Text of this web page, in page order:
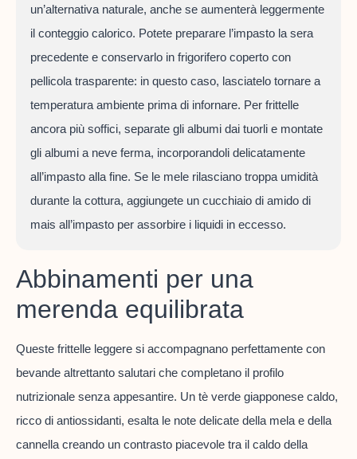
un’alternativa naturale, anche se aumenterà leggermente
il conteggio calorico. Potete preparare l’impasto la sera
precedente e conservarlo in frigorifero coperto con
pellicola trasparente: in questo caso, lasciatelo tornare a
temperatura ambiente prima di infornare. Per frittelle
ancora più soffici, separate gli albumi dai tuorli e montate
gli albumi a neve ferma, incorporandoli delicatamente
all’impasto alla fine. Se le mele rilasciano troppa umidità
durante la cottura, aggiungete un cucchiaio di amido di
mais all’impasto per assorbire i liquidi in eccesso.
Abbinamenti per una
merenda equilibrata
Queste frittelle leggere si accompagnano perfettamente con
bevande altrettanto salutari che completano il profilo
nutrizionale senza appesantire. Un tè verde giapponese caldo,
ricco di antiossidanti, esalta le note delicate della mela e della
cannella creando un contrasto piacevole tra il caldo della